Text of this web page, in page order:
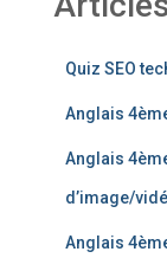
Quiz SEO
Anglais
Anglais
d’image/
Anglais